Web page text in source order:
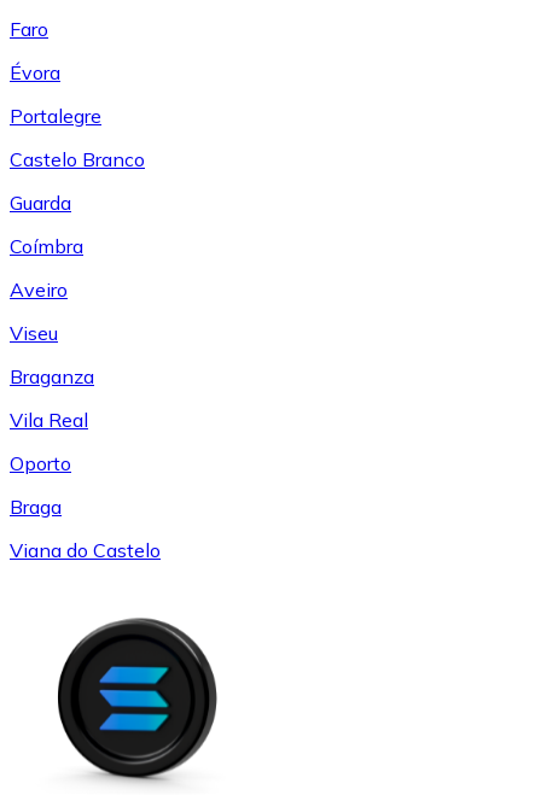
Faro
Évora
Portalegre
Castelo Branco
Guarda
Coímbra
Aveiro
Viseu
Braganza
Vila Real
Oporto
Braga
Viana do Castelo